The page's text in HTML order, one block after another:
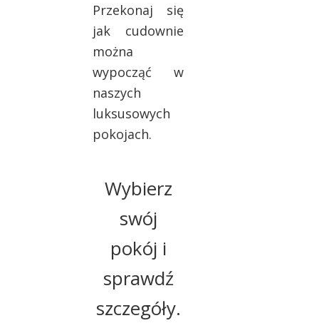
Przekonaj się
jak cudownie
można
wypocząć w
naszych
luksusowych
pokojach.
Wybierz
swój
pokój i
sprawdź
szczegóły.